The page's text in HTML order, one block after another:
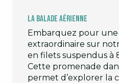
la balade aérienne
Embarquez pour
extraordinaire sur
en filets suspendus à
Cette promenade
permet d’explorer la